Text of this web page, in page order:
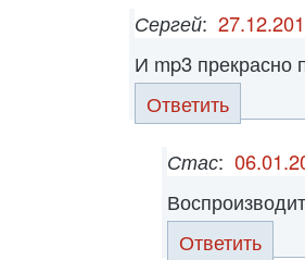
Сергей:
И mp3 прекрасно
Ответить
Стас:
Ответить